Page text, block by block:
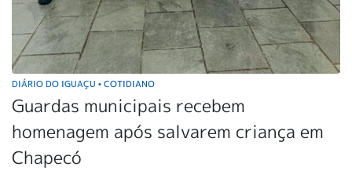
DIÁRIO DO IGUAÇU • COTIDIANO
Guardas municipais recebem
homenagem após salvarem criança em
Chapecó